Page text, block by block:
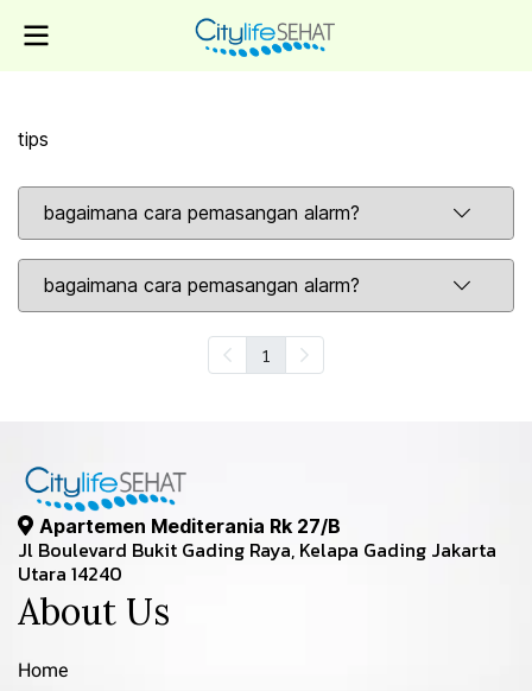
tips
bagaimana cara pemasangan alarm?
bagaimana cara pemasangan alarm?
1
Apartemen Mediterania Rk 27/B
Jl Boulevard Bukit Gading Raya, Kelapa Gading Jakarta
Utara 14240
About Us
Home